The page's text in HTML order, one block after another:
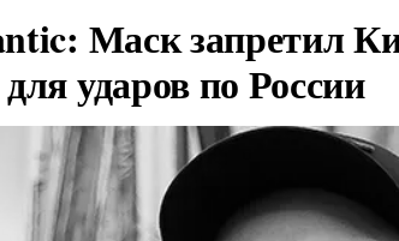
Маск запретил
ударов по России